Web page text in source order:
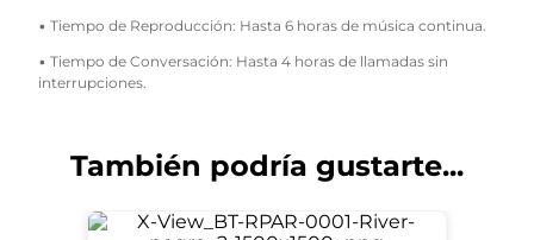
• Tiempo de Reproducción: Hasta 6 horas de música continua.
• Tiempo de Conversación: Hasta 4 horas de llamadas sin
interrupciones.
También podría gustarte...